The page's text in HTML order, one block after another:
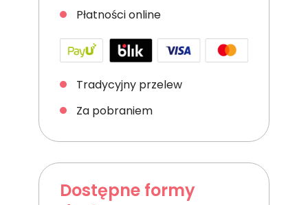
Płatności online
Tradycyjny przelew
Za pobraniem
Dostępne formy